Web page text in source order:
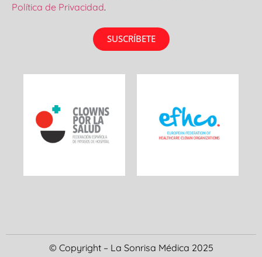
Política de Privacidad.
SUSCRÍBETE
© Copyright – La Sonrisa Médica 2025